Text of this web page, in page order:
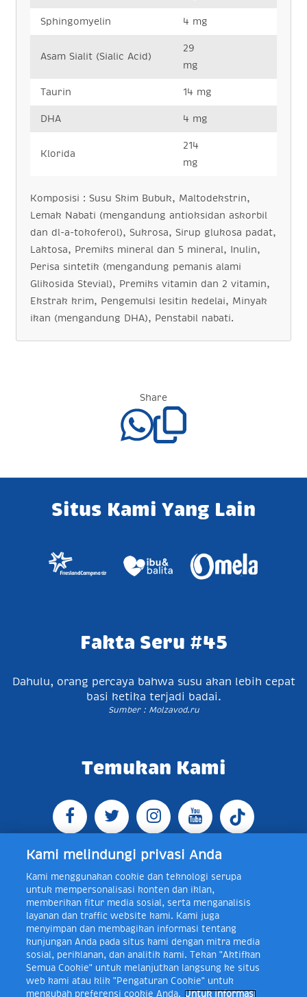
Sphingomyelin 4 mg
Asam Sialit (Sialic Acid)
29
mg
Taurin 14 mg
DHA 4 mg
Klorida
214
mg
Komposisi : Susu Skim Bubuk, Maltodekstrin,
Lemak Nabati (mengandung antioksidan askorbil
dan dl-a-tokoferol), Sukrosa, Sirup glukosa padat,
Laktosa, Premiks mineral dan 5 mineral, Inulin,
Perisa sintetik (mengandung pemanis alami
Glikosida Stevial), Premiks vitamin dan 2 vitamin,
Ekstrak krim, Pengemulsi lesitin kedelai, Minyak
ikan (mengandung DHA), Penstabil nabati.
Share
Situs Kami Yang Lain
Fakta Seru #45
Dahulu, orang percaya bahwa susu akan lebih cepat
basi ketika terjadi badai.
Sumber : Molzavod.ru
Temukan Kami
Jl. Raya Bogor KM 5, Pasar Rebo, Jakarta Timur,
Indonesia 13760
Telp +62 21 8410945 | PO BOX
4074 Jakarta 13760 Indonesia
Toll Free Layanan Peduli Frisian Flag 0-80018-21-406;
Senin - Jumat, 08:00 - 16:30 WIB, E-mail:
layanan.peduli@frieslandcampina.com
Kami melindungi privasi Anda
Kami menggunakan cookie dan teknologi serupa
untuk mempersonalisasi konten dan iklan,
memberikan fitur media sosial, serta menganalisis
layanan dan traffic website kami. Kami juga
menyimpan dan membagikan informasi tentang
kunjungan Anda pada situs kami dengan mitra media
sosial, periklanan, dan analitik kami. Tekan "Aktifkan
Semua Cookie" untuk melanjutkan langsung ke situs
web kami atau klik "Pengaturan Cookie" untuk
mengubah preferensi cookie Anda.
Untuk informasi